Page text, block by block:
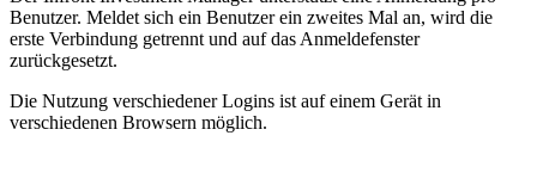
Benutzer. Meldet sich ein Benutzer ein zweites Mal an, wird die
erste Verbindung getrennt und auf das Anmeldefenster
zurückgesetzt.
Die Nutzung verschiedener Logins ist auf einem Gerät in
verschiedenen Browsern möglich.